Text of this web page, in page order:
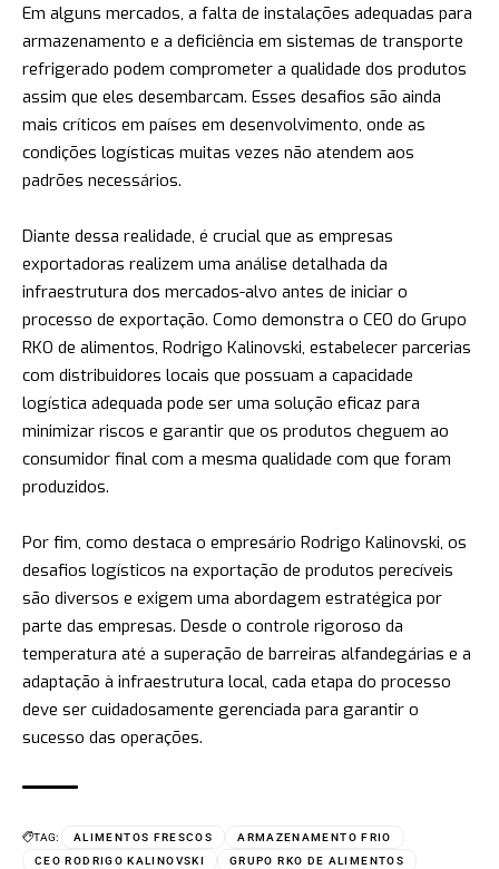
Em alguns mercados, a falta de instalações adequadas para
armazenamento e a deficiência em sistemas de transporte
refrigerado podem comprometer a qualidade dos produtos
assim que eles desembarcam. Esses desafios são ainda
mais críticos em países em desenvolvimento, onde as
condições logísticas muitas vezes não atendem aos
padrões necessários.
Diante dessa realidade, é crucial que as empresas
exportadoras realizem uma análise detalhada da
infraestrutura dos mercados-alvo antes de iniciar o
processo de exportação. Como demonstra o CEO do Grupo
RKO de alimentos, Rodrigo Kalinovski, estabelecer parcerias
com distribuidores locais que possuam a capacidade
logística adequada pode ser uma solução eficaz para
minimizar riscos e garantir que os produtos cheguem ao
consumidor final com a mesma qualidade com que foram
produzidos.
Por fim, como destaca o empresário Rodrigo Kalinovski, os
desafios logísticos na exportação de produtos perecíveis
são diversos e exigem uma abordagem estratégica por
parte das empresas. Desde o controle rigoroso da
temperatura até a superação de barreiras alfandegárias e a
adaptação à infraestrutura local, cada etapa do processo
deve ser cuidadosamente gerenciada para garantir o
sucesso das operações.
TAG: ALIMENTOS FRESCOS
ARMAZENAMENTO FRIO
CEO RODRIGO KALINOVSKI
GRUPO RKO DE ALIMENTOS